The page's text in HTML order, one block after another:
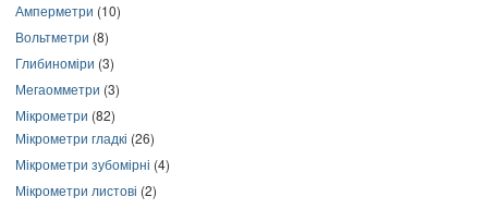
Амперметри (10)
Вольтметри (8)
Глибиноміри (3)
Мегаомметри (3)
Мікрометри (82)
Мікрометри гладкі (26)
Мікрометри зубомірні (4)
Мікрометри листові (2)